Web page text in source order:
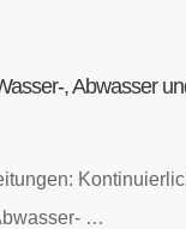
, Abwasser
…